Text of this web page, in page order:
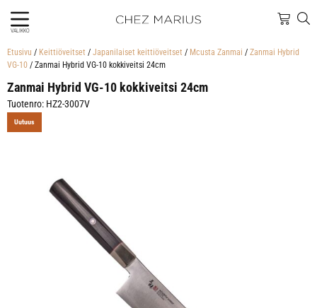
VALIKKO
Etusivu / Keittiöveitset / Japanilaiset keittiöveitset / Mcusta Zanmai / Zanmai Hybrid
VG-10 / Zanmai Hybrid VG-10 kokkiveitsi 24cm
Zanmai Hybrid VG-10 kokkiveitsi 24cm
Tuotenro: HZ2-3007V
Uutuus